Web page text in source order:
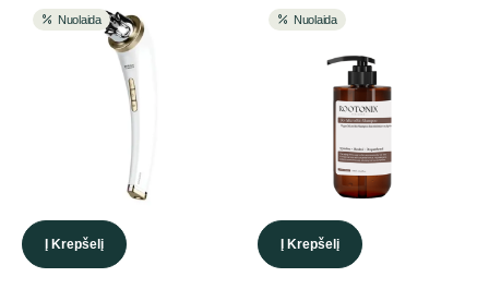
Nuolaida
Į Krepšelį
Nuolaida
Į Krepšelį